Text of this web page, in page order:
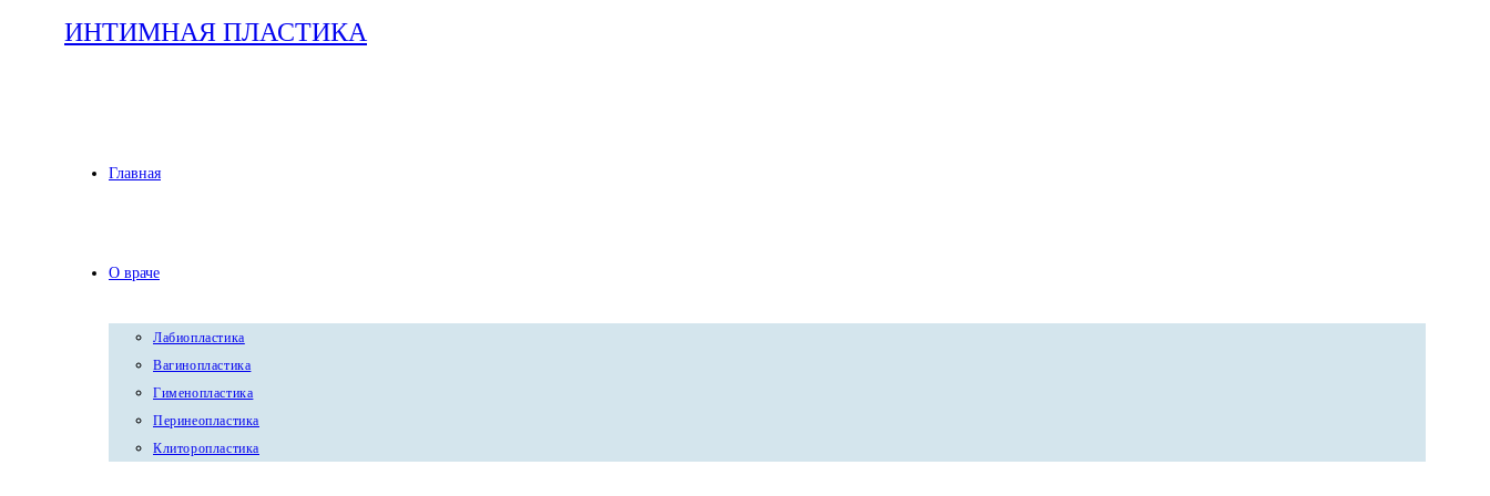
ИНТИМНАЯ ПЛАСТИКА
Главная
О враче
Лабиопластика
Вагинопластика
Гименопластика
Перинеопластика
Клиторопластика